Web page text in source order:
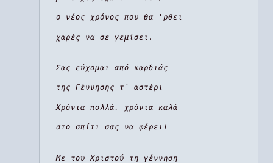
ο νέος χρόνος που θα 'ρθει
χαρές να σε γεμίσει.
Σας εύχομαι από καρδιάς
της Γέννησης τ΄ αστέρι
Χρόνια πολλά, χρόνια καλά
στο σπίτι σας να φέρει!
Με του Χριστού τη γέννηση